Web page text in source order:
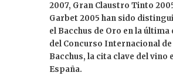
n
2007, Gran Claustro Tinto
Garbet 2005 han sido
el Bacchus de Oro en la última
del Concurso Internacional de
Bacchus, la cita clave del vino
España.